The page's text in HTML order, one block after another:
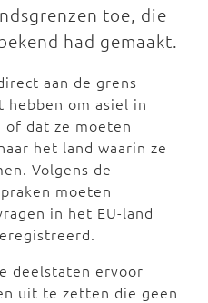
toe, die
had gemaakt.
aan de grens
hebben om asiel in
of dat ze moeten
het land waarin ze
Volgens de
moeten
in het EU-land
deelstaten ervoor
uit te zetten die geen